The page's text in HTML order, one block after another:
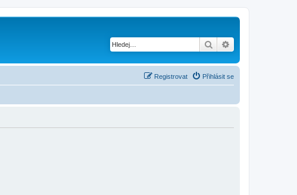
Hledat
Přihlásit se
Registrovat